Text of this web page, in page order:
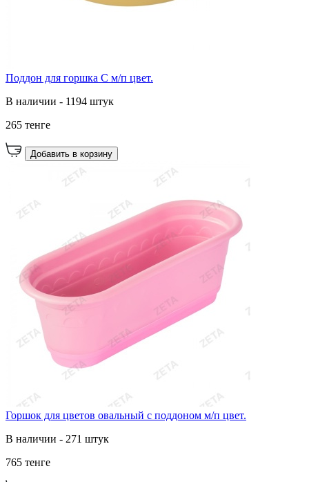
Поддон для горшка С м/п цвет.
В наличии - 1194 штук
265 тенге
Добавить в корзину
Горшок для цветов овальный с поддоном м/п цвет.
В наличии - 271 штук
765 тенге